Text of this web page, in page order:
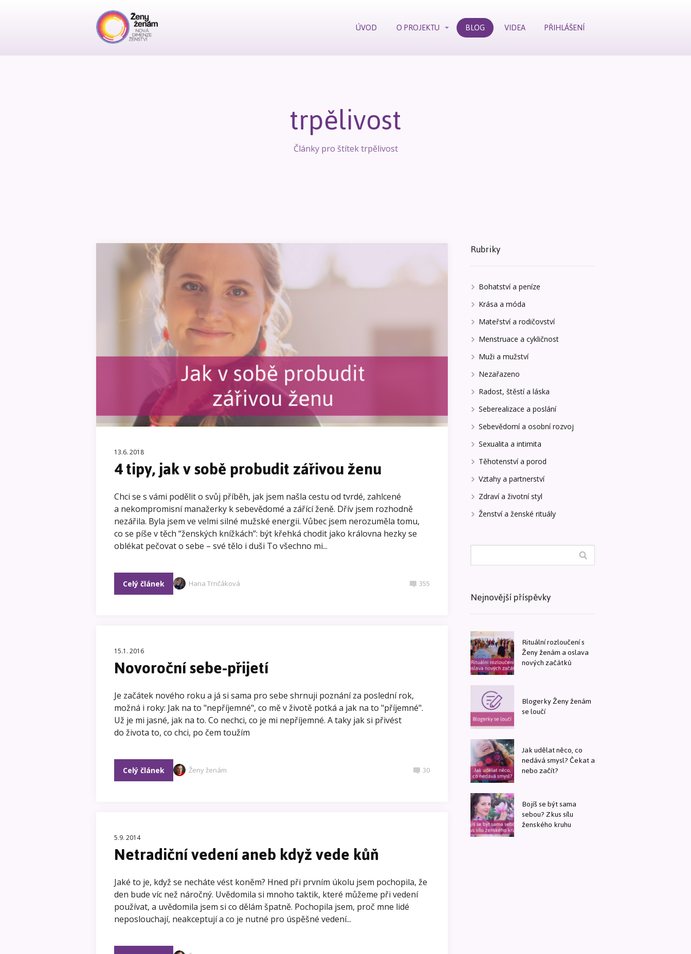
ÚVOD O PROJEKTU BLOG VIDEA PŘIHLÁŠENÍ
trpělivost
Články pro štítek trpělivost
13.6. 2018
4 tipy, jak v sobě probudit zářivou ženu
Chci se s vámi podělit o svůj příběh, jak jsem našla cestu od tvrdé, zahlcené
a nekompromisní manažerky k sebevědomé a zářící ženě. Dřív jsem rozhodně
nezářila. Byla jsem ve velmi silné mužské energii. Vůbec jsem nerozuměla tomu,
co se píše v těch “ženských knížkách”: být křehká chodit jako královna hezky se
oblékat pečovat o sebe – své tělo i duši To všechno mi...
Celý článek Hana Trnčáková 355
15.1. 2016
Novoroční sebe-přijetí
Je začátek nového roku a já si sama pro sebe shrnuji poznání za poslední rok,
možná i roky: Jak na to "nepříjemné", co mě v životě potká a jak na to "příjemné".
Už je mi jasné, jak na to. Co nechci, co je mi nepříjemné. A taky jak si přivést
do života to, co chci, po čem toužím
Celý článek Ženy ženám 30
5.9. 2014
Netradiční vedení aneb když vede kůň
Jaké to je, když se necháte vést koněm? Hned při prvním úkolu jsem pochopila, že
den bude víc než náročný. Uvědomila si mnoho taktik, které můžeme při vedení
používat, a uvědomila jsem si co dělám špatně. Pochopila jsem, proč mne lidé
neposlouchají, neakceptují a co je nutné pro úspěšné vedení...
Rubriky
Bohatství a peníze
Krása a móda
Mateřství a rodičovství
Menstruace a cykličnost
Muži a mužství
Nezařazeno
Radost, štěstí a láska
Seberealizace a poslání
Sebevědomí a osobní rozvoj
Sexualita a intimita
Těhotenství a porod
Vztahy a partnerství
Zdraví a životní styl
Ženství a ženské rituály
Nejnovější příspěvky
Rituální rozloučení s
Ženy ženám a oslava
nových začátků
Blogerky Ženy ženám
se loučí
Jak udělat něco, co
nedává smysl? Čekat a
nebo začít?
Bojíš se být sama
sebou? Zkus sílu
ženského kruhu